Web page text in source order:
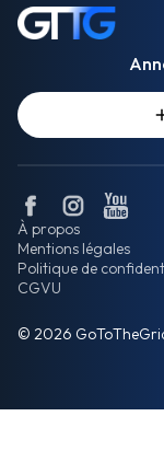
© 2026
À propos
Mentions légales
Politique de
CGVU